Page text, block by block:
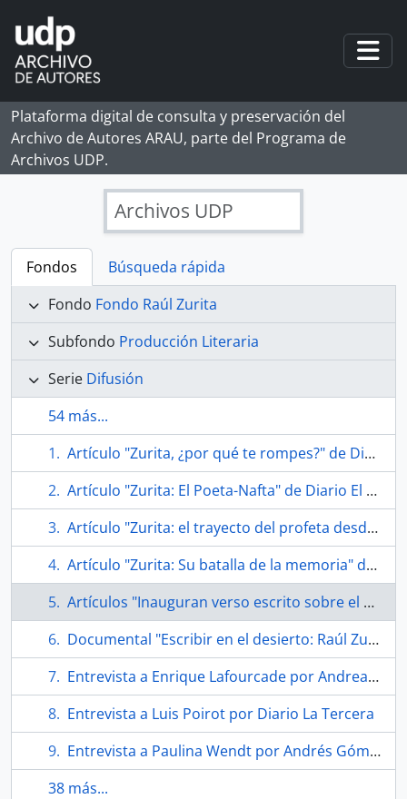
Skip to main content
Plataforma digital de consulta y preservación del
Archivo de Autores ARAU, parte del Programa de
Archivos UDP.
Archivos UDP
Fondos
Búsqueda rápida
Fondo Fondo Raúl Zurita
Subfondo Producción Literaria
Serie Difusión
54 más...
Artículo "Zurita, ¿por qué te rompes?" de Diario La Nación
Artículo "Zurita: El Poeta-Nafta" de Diario El Mercurio
Artículo "Zurita: el trayecto del profeta desde el desierto de las aguas" de Diario La Tercera
Artículo "Zurita: Su batalla de la memoria" de Diario La Tercera
Artículos "Inauguran verso escrito sobre el desierto" de Diario La Nación
Documental "Escribir en el desierto: Raúl Zurita"
Entrevista a Enrique Lafourcade por Andrea González
Entrevista a Luis Poirot por Diario La Tercera
Entrevista a Paulina Wendt por Andrés Gómez Bravo
38 más...